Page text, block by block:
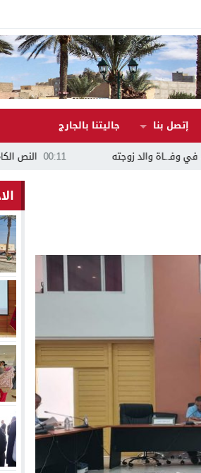
إتصل بنا
جاليتنا بالجارج
00:11النص الكامل للخطاب الملكي بمناسبة